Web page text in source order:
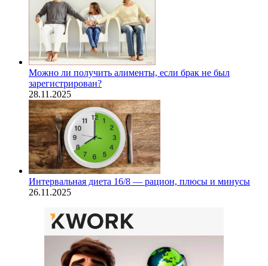
Можно ли получить алименты, если брак не был
зарегистрирован?
28.11.2025
Интервальная диета 16/8 — рацион, плюсы и минусы
26.11.2025